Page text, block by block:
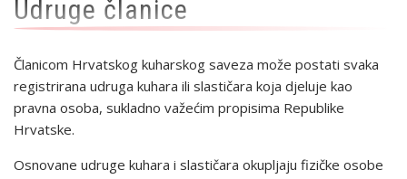
Udruge članice
Članicom Hrvatskog kuharskog saveza može postati svaka
registrirana udruga kuhara ili slastičara koja djeluje kao
pravna osoba, sukladno važećim propisima Republike
Hrvatske.
Osnovane udruge kuhara i slastičara okupljaju fizičke osobe